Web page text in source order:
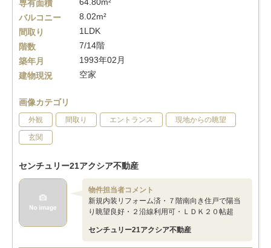
専有面積
バルコニー
8.02m²
間取り
1LDK
階数
7/14階
築年月
1993年02月
建物現況
空家
画像カテゴリ
外観 間取り エントランス 現地からの眺望
玄関
センチュリー21アクシア不動産
物件担当者コメント
新規内装リフォーム済・７階南向き住戸で陽当
り眺望良好・２沿線利用可・ＬＤＫ２０帖超
センチュリー21アクシア不動産